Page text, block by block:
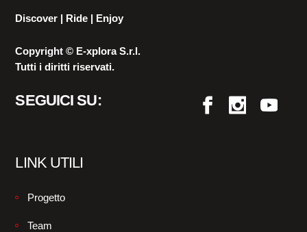
Discover | Ride | Enjoy
Copyright © E-xplora S.r.l.
Tutti i diritti riservati.
SEGUICI SU:
LINK UTILI
Progetto
Team